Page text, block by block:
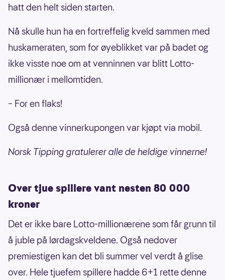
hatt den helt siden starten.
Nå skulle hun ha en fortreffelig kveld sammen med
huskameraten, som for øyeblikket var på badet og
ikke visste noe om at venninnen var blitt Lotto-
millionær i mellomtiden.
– For en flaks!
Også denne vinnerkupongen var kjøpt via mobil.
Norsk Tipping gratulerer alle de heldige vinnerne!
Over tjue spillere vant nesten 80 000
kroner
Det er ikke bare Lotto-millionærene som får grunn til
å juble på lørdagskveldene. Også nedover
premiestigen kan det bli summer vel verdt å glise
over. Hele tjuefem spillere hadde 6+1 rette denne